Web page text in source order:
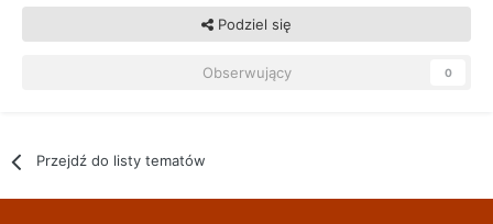
Podziel się
Obserwujący 0
Przejdź do listy tematów